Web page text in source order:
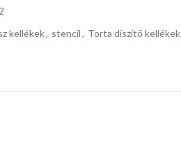
kellékek, stencil, Torta díszítő kellékek